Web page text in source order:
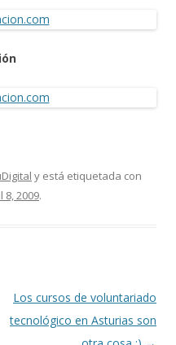
y está etiquetada con
8, 2009.
Los cursos de voluntariado
tecnológico en Asturias son